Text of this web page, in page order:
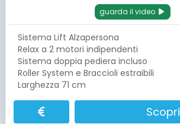
guarda il video
Sistema Lift Alzapersona
Relax a 2 motori indipendenti
Sistema doppia pediera incluso
Roller System e Braccioli estraibili
Larghezza 71 cm
Scopri